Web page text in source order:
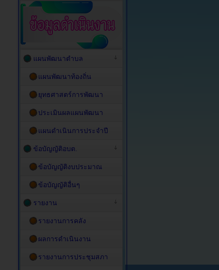
แผนพัฒนาตำบล
แผนพัฒนาท้องถิ่น
ยุทธศาสตร์การพัฒนา
ประเมินผลแผนพัฒนา
แผนดำเนินการประจำปี
ข้อบัญญัติอบต.
ข้อบัญญัติงบประมาณ
ข้อบัญญัติอื่นๆ
รายงาน
รายงานการคลัง
ผลการดำเนินงาน
รายงานการประชุมสภา